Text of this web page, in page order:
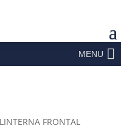
MENU
FRONTAL